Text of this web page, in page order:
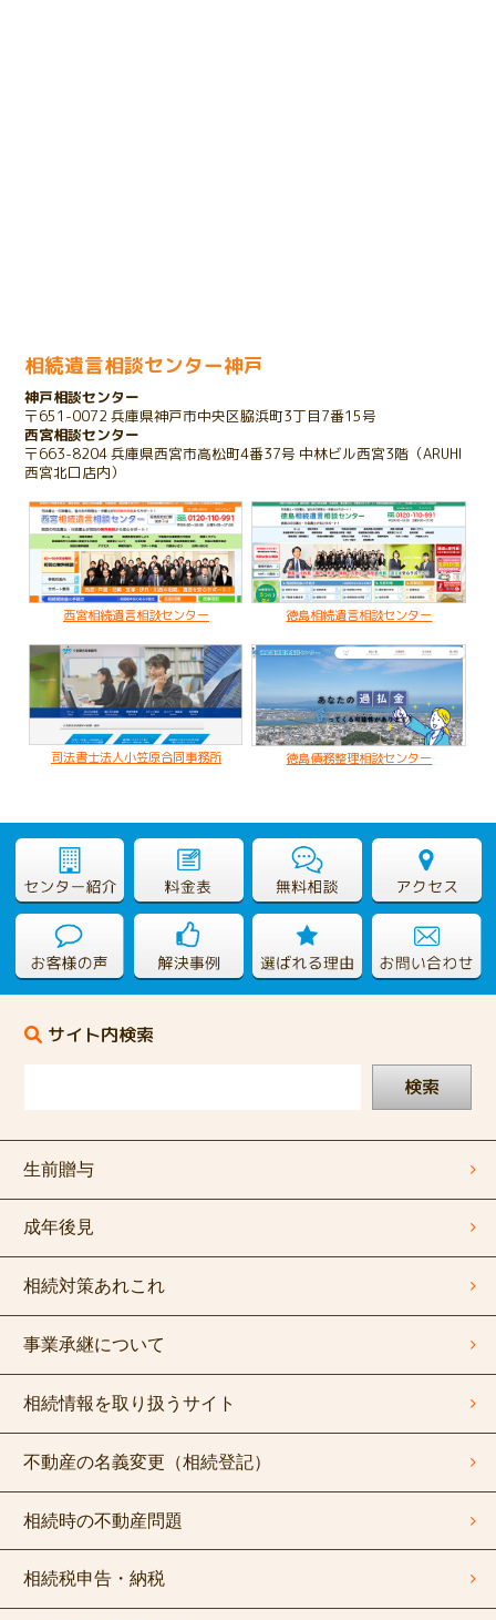
2023.10.25
存在を知らない相続人が発覚したケース
子のいない夫婦が配偶者のみに財産を残すケース
2020.02.19
亡くなった父名義の不動産が不明なケース
不動産の名義変更（相続登記）
相続時の不動産問題
相続税申告・納税
生前贈与
成年後見
相続対策あれこれ
事業承継について
相続情報を取り扱うサイト
サイト内検索
検索
相続遺言相談センター神戸
神戸相談センター
〒651-0072 兵庫県神戸市中央区脇浜町3丁目7番15号
西宮相談センター
〒663-8204 兵庫県西宮市高松町4番37号 中林ビル西宮3階（ARUHI
西宮北口店内）
西宮相続遺言相談センター 徳島相続遺言相談センター
司法書士法人小笠原合同事務所 徳島債務整理相談センター